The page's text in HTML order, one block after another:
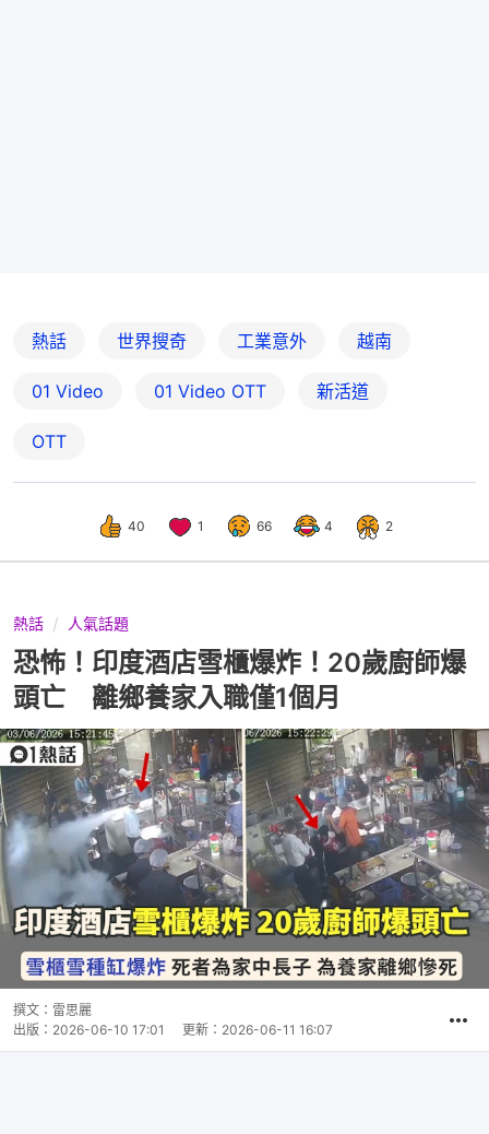
熱話 世界搜奇 工業意外 越南
01 Video 01‌ ‌Video‌ ‌OTT 新活道
OTT
40 1 66 4 2
熱話 人氣話題
恐怖！印度酒店雪櫃爆炸！20歲廚師爆
頭亡 離鄉養家入職僅1個月
撰文： 雷思麗
出版： 2026-06-10 17:01 更新： 2026-06-11 16:07